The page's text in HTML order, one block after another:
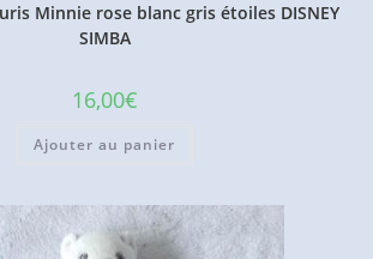
Minnie rose blanc gris étoiles DISNEY
SIMBA
16,00€
Ajouter au panier